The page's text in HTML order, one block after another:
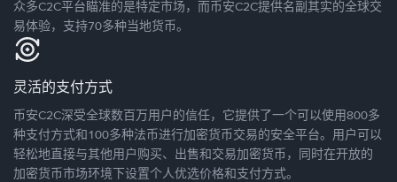
众多C2C平台瞄准的是特定市场，而币安C2C提供名副其实的全球交
易体验，支持70多种当地货币。
灵活的支付方式
币安C2C深受全球数百万用户的信任，它提供了一个可以使用800多
种支付方式和100多种法币进行加密货币交易的安全平台。用户可以
轻松地直接与其他用户购买、出售和交易加密货币，同时在开放的
加密货币市场环境下设置个人优选价格和支付方式。